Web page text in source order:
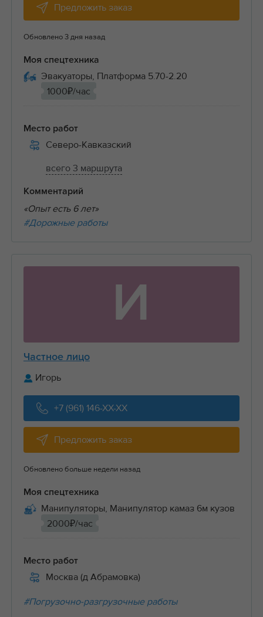
Предложить заказ
Обновлено 3 дня назад
Моя спецтехника
Эвакуаторы, Платформа 5.70-2.20
1000₽/час
Место работ
Северо-Кавказский
всего 3 маршрута
Комментарий
«Опыт есть 6 лет»
#Дорожные работы
И
Частное лицо
Игорь
+7 (961) 146-XX-XX
Предложить заказ
Обновлено больше недели назад
Моя спецтехника
Манипуляторы, Манипулятор камаз 6м кузов
2000₽/час
Место работ
Москва (д Абрамовка)
#Погрузочно-разгрузочные работы